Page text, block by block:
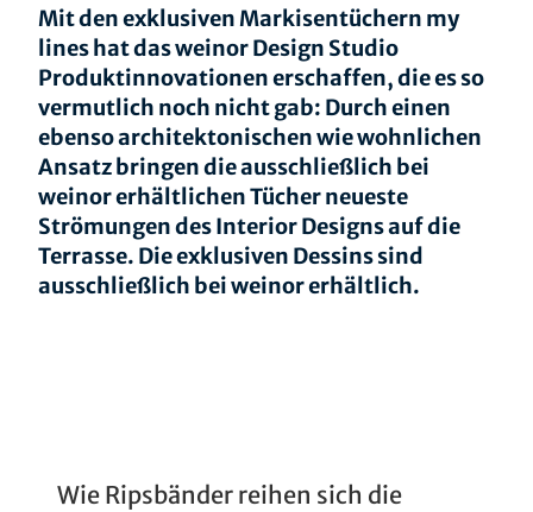
Mit den exklusiven Markisentüchern my
lines hat das weinor Design Studio
Produktinnovationen erschaffen, die es so
vermutlich noch nicht gab: Durch einen
ebenso architektonischen wie wohnlichen
Ansatz bringen die ausschließlich bei
weinor erhältlichen Tücher neueste
Strömungen des Interior Designs auf die
Terrasse. Die exklusiven Dessins sind
ausschließlich bei weinor erhältlich.
Wie Ripsbänder reihen sich die